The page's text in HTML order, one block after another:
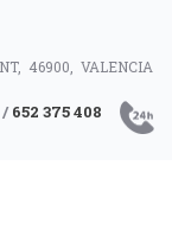
46900, VALENCIA
/ 652 375 408